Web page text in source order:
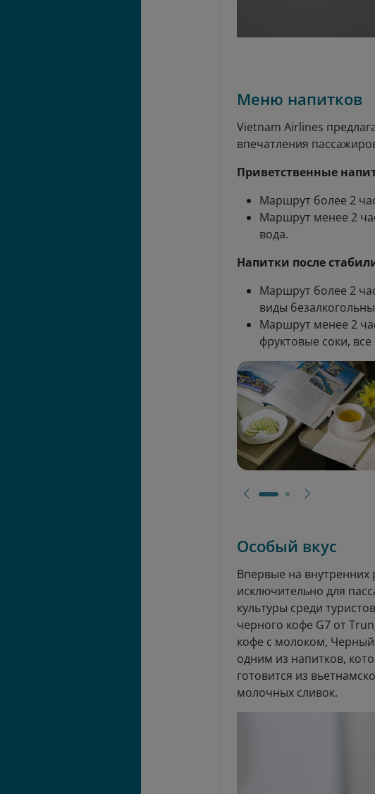
Меню напитков
Vietnam Airlines
впечатления
Приветственные
Маршрут более 2
Маршрут менее 2
вода.
Напитки после
Маршрут более 2
виды
Маршрут менее 2
фруктовые соки,
Особый вкус
Впервые на
исключительно для
культуры среди
черного кофе G7 от
кофе с молоком, Черный
одним из напитков,
готовится из
молочных сливок.